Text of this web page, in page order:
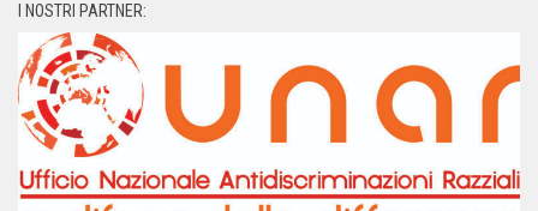
I NOSTRI PARTNER: